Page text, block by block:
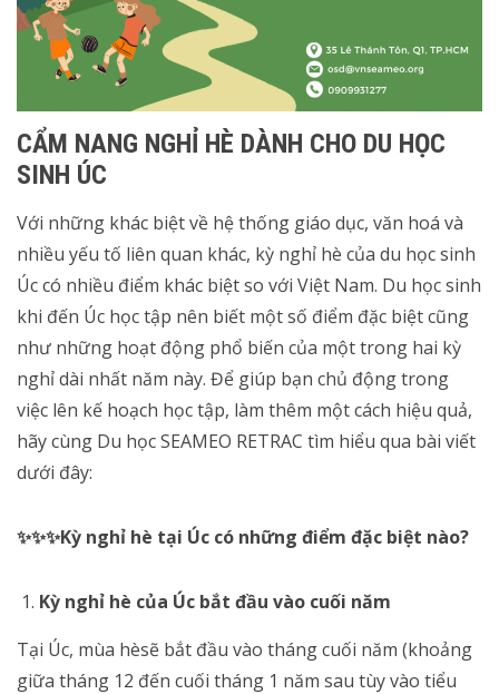
CẨM NANG NGHỈ HÈ DÀNH CHO DU HỌC
SINH ÚC
Với những khác biệt về hệ thống giáo dục, văn hoá và
nhiều yếu tố liên quan khác, kỳ nghỉ hè của du học sinh
Úc có nhiều điểm khác biệt so với Việt Nam. Du học sinh
khi đến Úc học tập nên biết một số điểm đặc biệt cũng
như những hoạt động phổ biến của một trong hai kỳ
nghỉ dài nhất năm này. Để giúp bạn chủ động trong
việc lên kế hoạch học tập, làm thêm một cách hiệu quả,
hãy cùng Du học SEAMEO RETRAC tìm hiểu qua bài viết
dưới đây:
✨✨✨Kỳ nghỉ hè tại Úc có những điểm đặc biệt nào?
Kỳ nghỉ hè của Úc bắt đầu vào cuối năm
Tại Úc, mùa hèsẽ bắt đầu vào tháng cuối năm (khoảng
giữa tháng 12 đến cuối tháng 1 năm sau tùy vào tiểu